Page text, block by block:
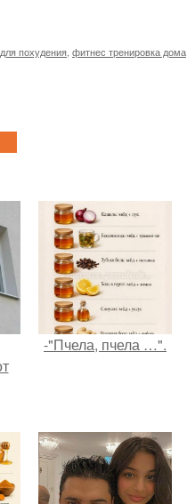
похудения фитнес тренировка дома
-"Пчела, пчела …".